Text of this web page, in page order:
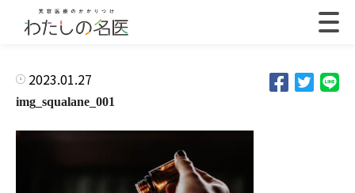
2023.01.27
img_squalane_001